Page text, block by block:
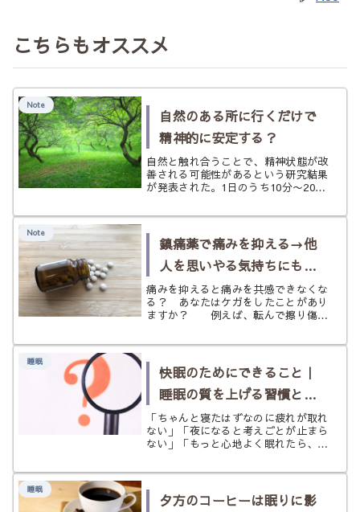
こちらもオススメ
Note
自然のある所に行くだけで
精神的に安定する？
自然と触れ合うことで、精神状態が改
善される可能性があるという研究結果
が発表された。1日のうち10分〜20分
りするとよい。心拍数や血圧の改善、
が得られる。
Note
鎮痛薬で痛みを抑える→他
人を思いやる気持ちにも影
響？
痛みを抑えると痛みを共感できなくな
る？ あなたはケガをしたことがあり
ますか？ 例えば、転んで擦り傷を
か、刃物で手を切ってしまったと
らの出来事は普通に生活をしていれば
一度は...
睡眠
快眠のためにできること｜
睡眠の質を上げる習慣と最
新研究・開運アドバイス
「ちゃんと寝たはずなのに疲れが取れ
ない」「夜になると考えごとが止まら
ない」「もっと心地よく眠れたら、毎
なふうに感じることはありません
はありません。 気分、集中力、感情
の安定...
睡眠
夕方のコーヒーは眠りに影